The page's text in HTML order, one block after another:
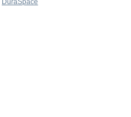
DuraSpace